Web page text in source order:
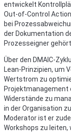
entwickelt
Out-of-Control
bei
der Dokumentation
Prozesseigner
Über den DMAIC-
Lean-Prinzipien, um
Wertstrom zu
Projektmanagement
Widerstände zu
in der Organisation
Moderator ist er
Workshops zu leiten,